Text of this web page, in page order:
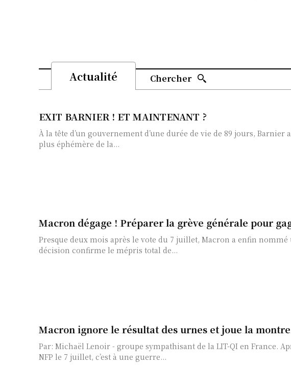
Actualité Chercher
EXIT BARNIER ! ET MAINTENANT ?
À la tête d’un gouvernement d’une durée de vie de 89 jours,
plus éphémère de la...
Macron dégage ! Préparer la grève générale pour
Presque deux mois après le vote du 7 juillet, Macron a enfin
décision confirme le mépris total de...
Macron ignore le résultat des urnes et joue la montre
Par: Michaël Lenoir - groupe sympathisant de la LIT-QI en France. Après la victoire électorale surprise du
NFP le 7 juillet, c’est à une guerre...